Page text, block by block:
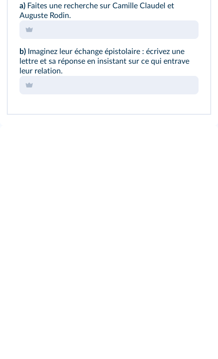
a) Faites une recherche sur Camille Claudel et
Auguste Rodin.
b) Imaginez leur échange épistolaire : écrivez une
lettre et sa réponse en insistant sur ce qui entrave
leur relation.